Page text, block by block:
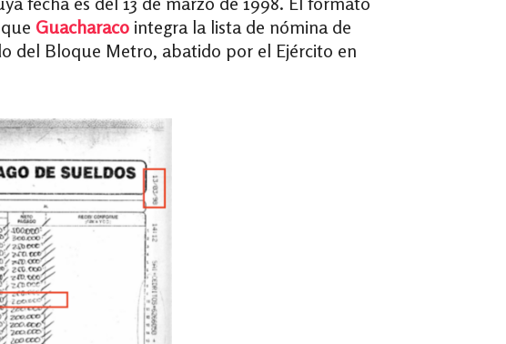
Guacharaco integra la lista de nómina de
del Bloque Metro, abatido por el Ejército en